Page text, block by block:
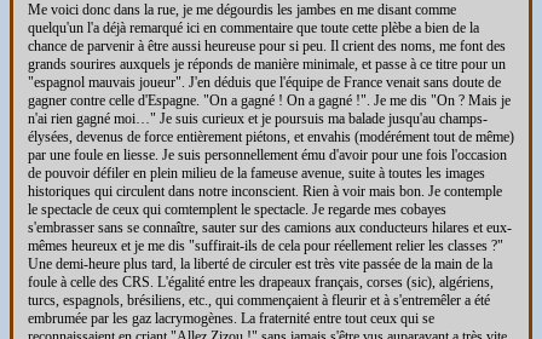
Me voici donc dans la rue, je me dégourdis les jambes en me disant comme
quelqu'un l'a déjà remarqué ici en commentaire que toute cette plèbe a bien de la
chance de parvenir à être aussi heureuse pour si peu. Il crient des noms, me font des
grands sourires auxquels je réponds de manière minimale, et passe à ce titre pour un
"espagnol mauvais joueur". J'en déduis que l'équipe de France venait sans doute de
gagner contre celle d'Espagne. "On a gagné ! On a gagné !". Je me dis "On ? Mais je
n'ai rien gagné moi…" Je suis curieux et je poursuis ma balade jusqu'au champs-
élysées, devenus de force entièrement piétons, et envahis (modérément tout de même)
par une foule en liesse. Je suis personnellement ému d'avoir pour une fois l'occasion
de pouvoir défiler en plein milieu de la fameuse avenue, suite à toutes les images
historiques qui circulent dans notre inconscient. Rien à voir mais bon. Je contemple
le spectacle de ceux qui comtemplent le spectacle. Je regarde mes cobayes
s'embrasser sans se connaître, sauter sur des camions aux conducteurs hilares et eux-
mêmes heureux et je me dis "suffirait-ils de cela pour réellement relier les classes ?"
Une demi-heure plus tard, la liberté de circuler est très vite passée de la main de la
foule à celle des CRS. L'égalité entre les drapeaux français, corses (sic), algériens,
turcs, espagnols, brésiliens, etc., qui commençaient à fleurir et à s'entremêler a été
embrumée par les gaz lacrymogènes. La fraternité entre tout ceux qui se